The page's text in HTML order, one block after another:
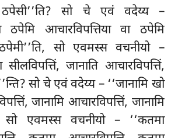
वा ठपेसी’’ति? सो चे एवं वदेय्य –
ठपेमि आचारविपत्तिया वा ठपेमि
ठपेमी’’ति, सो एवमस्स वचनीयो –
सीलविपत्तिं, जानाति आचारविपत्तिं,
सो चे एवं वदेय्य – ‘‘जानामि खो
जानामि आचारविपत्तिं, जानामि
एवमस्स वचनीयो – ‘‘कतमा